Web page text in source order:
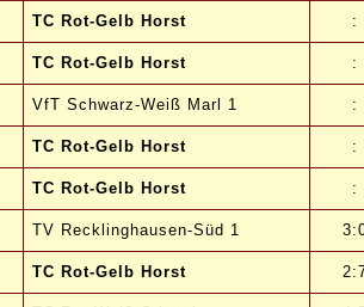
TC Rot-Gelb Horst :
TC Rot-Gelb Horst :
VfT Schwarz-Weiß Marl 1 :
TC Rot-Gelb Horst :
TC Rot-Gelb Horst :
TV Recklinghausen-Süd 1
TC Rot-Gelb Horst